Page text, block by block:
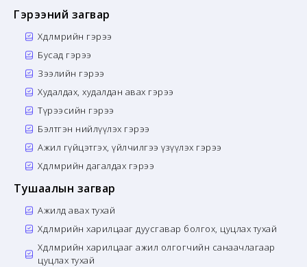
Гэрээний загвар
Хөдөлмөрийн гэрээ
Бусад гэрээ
Зээлийн гэрээ
Худалдах, худалдан авах гэрээ
Түрээсийн гэрээ
Бэлтгэн нийлүүлэх гэрээ
Ажил гүйцэтгэх, үйлчилгээ үзүүлэх гэрээ
Хөдөлмөрийн дагалдах гэрээ
Тушаалын загвар
Ажилд авах тухай
Хөдөлмөрийн харилцааг дуусгавар болгох, цуцлах тухай
Хөдөлмөрийн харилцааг ажил олгогчийн санаачлагаар
цуцлах тухай